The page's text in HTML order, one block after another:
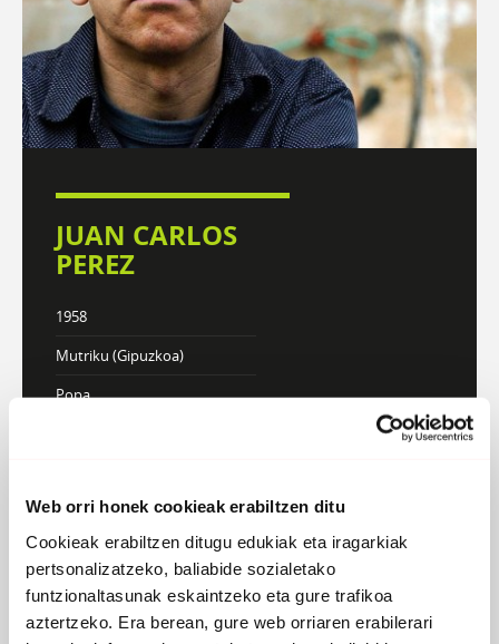
Web orri honek cookieak erabiltzen ditu
Cookieak erabiltzen ditugu edukiak eta iragarkiak
pertsonalizatzeko, baliabide sozialetako
funtzionaltasunak eskaintzeko eta gure trafikoa
aztertzeko. Era berean, gure web orriaren erabilerari
JUAN CARLOS
PEREZ
1958
Mutriku (Gipuzkoa)
Popa
Atzera